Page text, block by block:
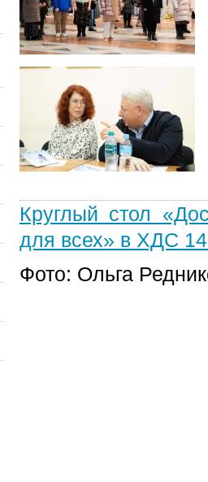
Круглый стол
для всех» в ХДС
Фото: Ольга